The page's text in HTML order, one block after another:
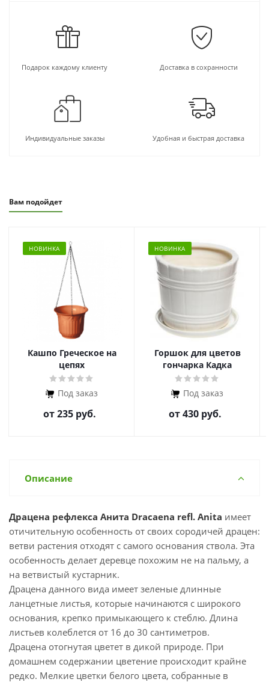
Подарок каждому клиенту Доставка в сохранности
Индивидуальные заказы Удобная и быстрая доставка
Вам подойдет
НОВИНКА
Кашпо Греческое на
цепях
Под заказ
от235 руб.
НОВИНКА
Горшок для цветов
гончарка Кадка
Под заказ
от430 руб.
Описание
Драцена рефлекса Анита Dracaena refl. Anita имеет
отичительную особенность от своих сородичей драцен:
ветви растения отходят с самого основания ствола. Эта
особенность делает деревце похожим не на пальму, а
на ветвистый кустарник.
Драцена данного вида имеет зеленые длинные
ланцетные листья, которые начинаются с широкого
основания, крепко примыкающего к стеблю. Длина
листьев колеблется от 16 до 30 сантиметров.
Драцена отогнутая цветет в дикой природе. При
домашнем содержании цветение происходит крайне
редко. Мелкие цветки белого цвета, собранные в